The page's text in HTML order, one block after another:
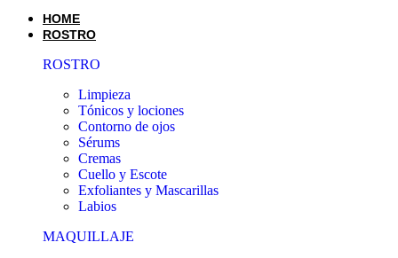
HOME
ROSTRO
ROSTRO
Limpieza
Tónicos y lociones
Contorno de ojos
Sérums
Cremas
Cuello y Escote
Exfoliantes y Mascarillas
Labios
MAQUILLAJE